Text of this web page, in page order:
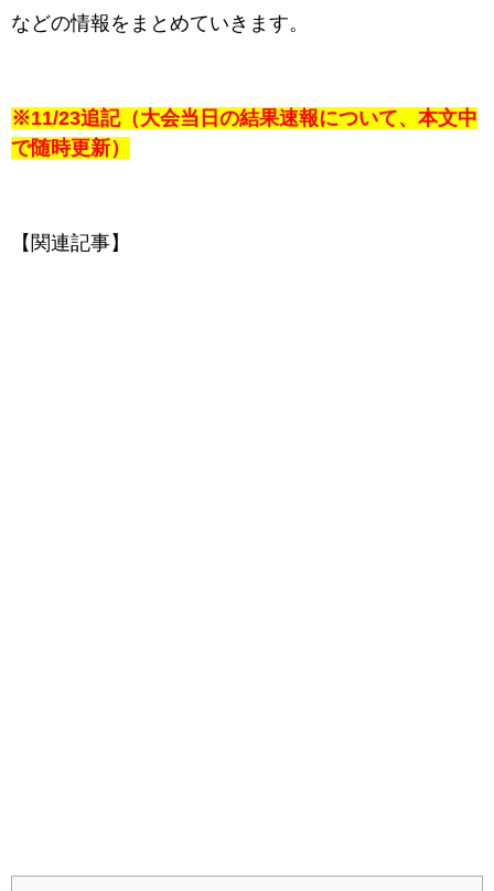
などの情報をまとめていきます。
※11/23追記（大会当日の結果速報について、本文中
で随時更新）
【関連記事】